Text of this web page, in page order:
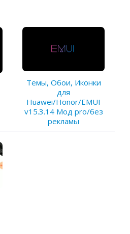
Темы, Обои, Иконки
для
Huawei/Honor/EMUI
v15.3.14 Мод pro/без
рекламы